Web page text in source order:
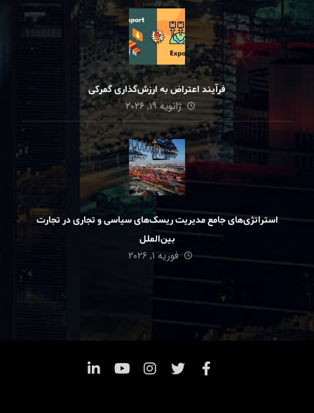
فرآیند اعتراض به ارزش‌گذاری گمرکی
ژانویه ۱۹, ۲۰۲۶
استراتژی‌های جامع مدیریت ریسک‌های سیاسی و تجاری در تجارت
بین‌الملل
فوریه ۱, ۲۰۲۶